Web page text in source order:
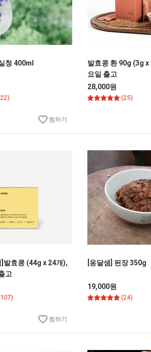
청 400ml
찜하기
발효콩 환 90g (3g x
요일 출고
28,000원
(25)
]발효콩 (44g x 24개),
고
찜하기
[옹달샘] 된장 350g
19,000원
(24)